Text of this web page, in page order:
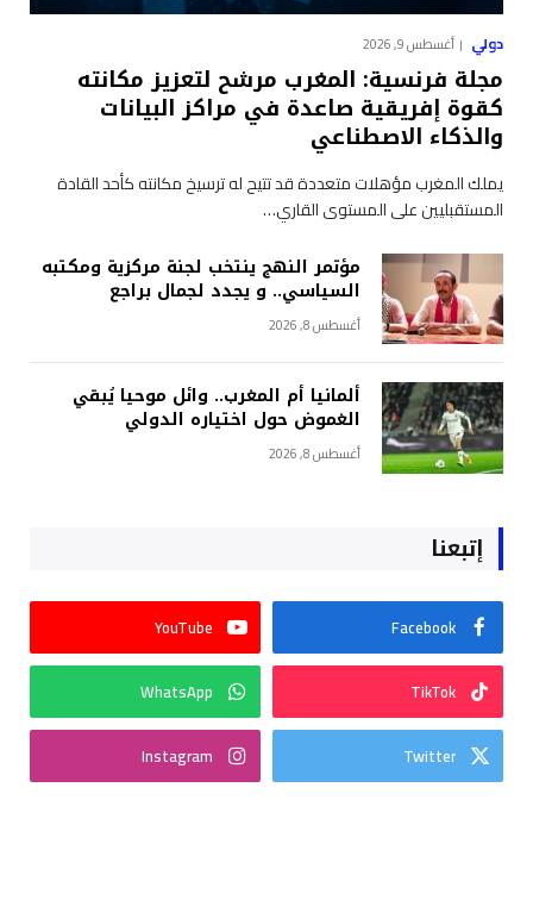
دولي أغسطس 9, 2026
مجلة فرنسية: المغرب مرشح لتعزيز مكانته
كقوة إفريقية صاعدة في مراكز البيانات
والذكاء الاصطناعي
يملك المغرب مؤهلات متعددة قد تتيح له ترسيخ مكانته كأحد القادة
المستقبليين على المستوى القاري…
مؤتمر النهج ينتخب لجنة مركزية ومكتبه
السياسي.. و يجدد لجمال براجع
أغسطس 8, 2026
ألمانيا أم المغرب.. وائل موحيا يُبقي
الغموض حول اختياره الدولي
أغسطس 8, 2026
إتبعنا
Facebook
YouTube
TikTok
WhatsApp
Twitter
Instagram